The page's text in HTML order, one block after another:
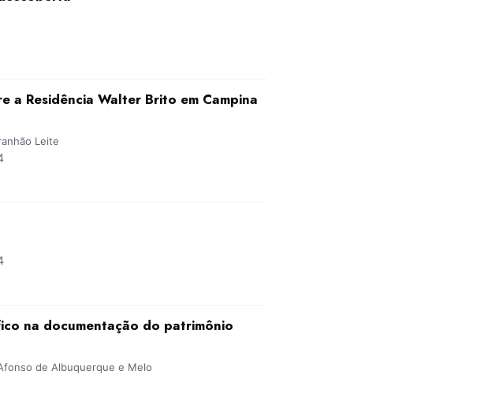
Residência Walter Brito em Campina
Leite
na documentação do patrimônio
de Albuquerque e Melo